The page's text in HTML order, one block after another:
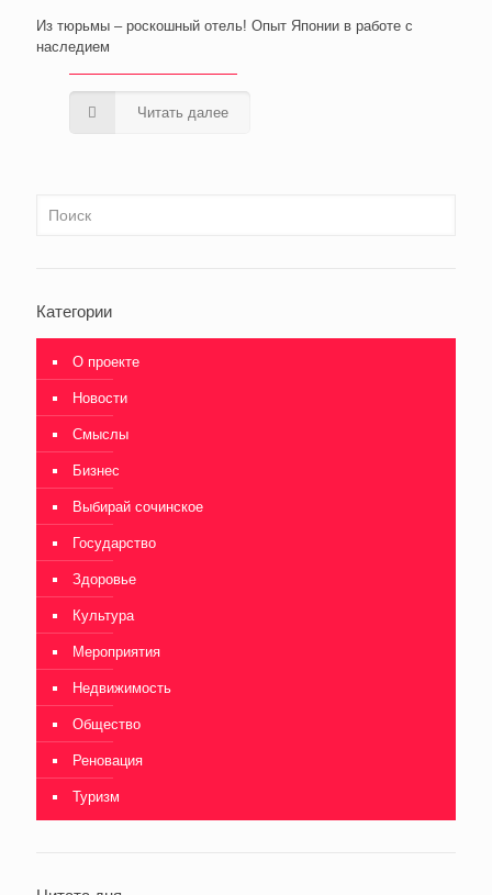
Из тюрьмы – роскошный отель! Опыт Японии в работе с
наследием
Читать далее
Категории
О проекте
Новости
Смыслы
Бизнес
Выбирай сочинское
Государство
Здоровье
Культура
Мероприятия
Недвижимость
Общество
Реновация
Туризм